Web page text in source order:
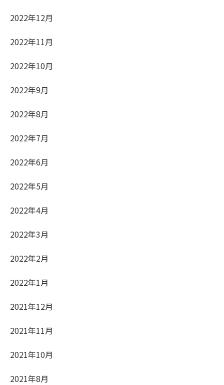
2022年12月
2022年11月
2022年10月
2022年9月
2022年8月
2022年7月
2022年6月
2022年5月
2022年4月
2022年3月
2022年2月
2022年1月
2021年12月
2021年11月
2021年10月
2021年8月